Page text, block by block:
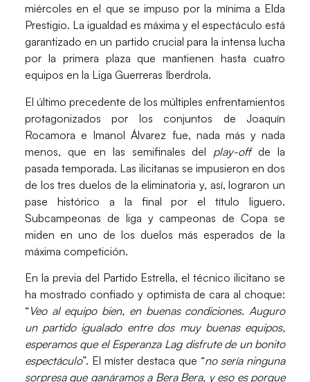
miércoles en el que se impuso por la mínima a Elda
Prestigio. La igualdad es máxima y el espectáculo está
garantizado en un partido crucial para la intensa lucha
por la primera plaza que mantienen hasta cuatro
equipos en la Liga Guerreras Iberdrola.
El último precedente de los múltiples enfrentamientos
protagonizados por los conjuntos deJoaquín
Rocamora e Imanol Álvarez fue, nada más y nada
menos, que en las semifinales del play-offde la
pasada temporada. Las ilicitanas se impusieron en dos
de los tres duelos de la eliminatoria y, así, lograron un
pase histórico a la final por el título liguero.
Subcampeonas de liga y campeonas de Copa se
miden en uno de los duelos más esperados de la
máxima competición.
En la previa del Partido Estrella, el técnico ilicitano se
ha mostrado confiado y optimista de cara al choque:
“Veo al equipo bien, en buenas condiciones. Auguro
un partido igualado entre dos muy buenas equipos,
esperamos que el Esperanza Lag disfrute de un bonito
espectáculo”. El míster destaca que “no sería ninguna
sorpresa que ganáramos a Bera Bera, y eso es porque